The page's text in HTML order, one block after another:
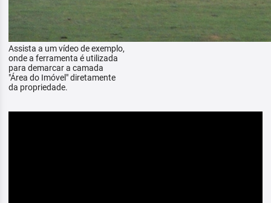
Assista a um vídeo de exemplo,
onde a ferramenta é utilizada
para demarcar a camada
"Área do Imóvel" diretamente
da propriedade.